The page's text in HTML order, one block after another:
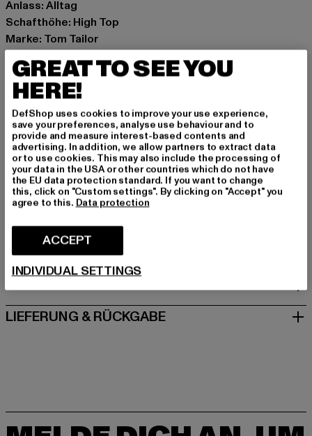
Anlass: Alltag
Schafthöhe: High Top
Marke: Tom Tailor
Farbe: braun
Hersteller Farbe: cognac
Obermaterial: sonstiges Material
Innenfutter: sonstiges Material
Art.Nr: 427030002599-03343
Hersteller: Supremo Shoes & Boots GmbH |
info@supremo-shoes.de
Blocksbergstraße 174 | 66955 Pirmasens | DE
GRÖSSE & PASSFORM
PFLEGEHINWEISE
LIEFERUNG & RÜCKGABE
GREAT TO SEE YOU
HERE!
DefShop uses cookies to improve your use experience,
save your preferences, analyse use behaviour and to
provide and measure interest-based contents and
advertising. In addition, we allow partners to extract data
or to use cookies. This may also include the processing of
your data in the USA or other countries which do not have
the EU data protection standard. If you want to change
this, click on "Custom settings". By clicking on "Accept" you
agree to this. Data protection
ACCEPT
INDIVIDUAL SETTINGS